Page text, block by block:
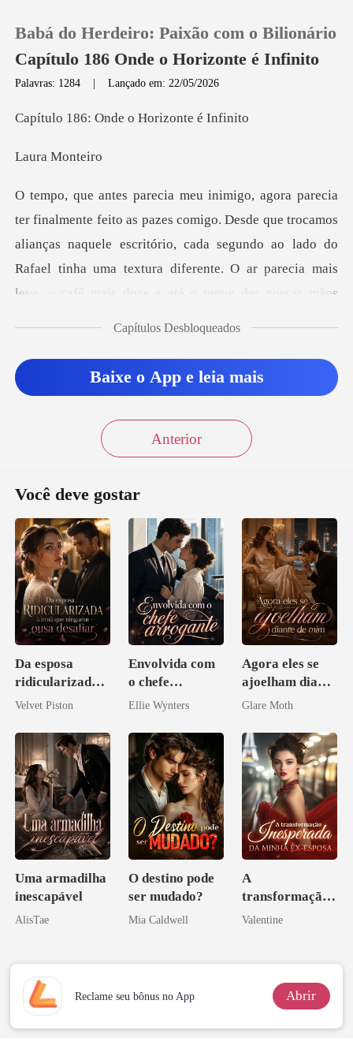
Loja
Histórico
Babá do Herdeiro: Paixão com o Bilionário
Capítulo 186 Onde o Horizonte é Infinito
Palavras: 1284 |Lançado em: 22/05/2026
Onde o Horiz
a Mo
que trocamos
alianças naquele escritório, cada segundo ao lado do
Rafael tinha uma textura difer
Capítulos Desbloqueados
Baixe o App e leia mais
Anterior
Você deve gostar
Da esposa
ridicularizada à
irmã que
desafiar
Velvet Piston
Envolvida com
o chefe
arrogante
Ellie Wynters
Agora eles se
ajoelham diante
de mim
Glare Moth
Uma armadilha
inescapável
AlisTae
O destino pode
ser mudado?
Mia Caldwell
A
transformação
inesperada da
Valentine
Reclame seu bônus no App Abrir